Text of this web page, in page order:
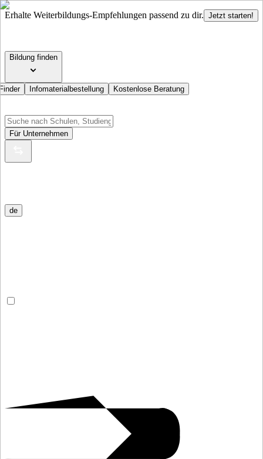
Erhalte Weiterbildungs-Empfehlungen passend zu dir. Jetzt starten!
Bildung finden
Infomaterialbestellung Kostenlose Beratung
Für Unternehmen
de